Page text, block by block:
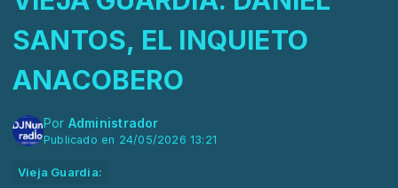
SANTOS, EL INQUIETO
ANACOBERO
Por Administrador
Publicado en 24/05/2026 13:21
Vieja Guardia: